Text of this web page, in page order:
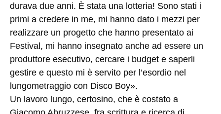
durava due anni. È stata una lotteria! Sono stati i
primi a credere in me, mi hanno dato i mezzi per
realizzare un progetto che hanno presentato ai
Festival, mi hanno insegnato anche ad essere un
produttore esecutivo, cercare i budget e saperli
gestire e questo mi è servito per l’esordio nel
lungometraggio con Disco Boy».
Un lavoro lungo, certosino, che è costato a